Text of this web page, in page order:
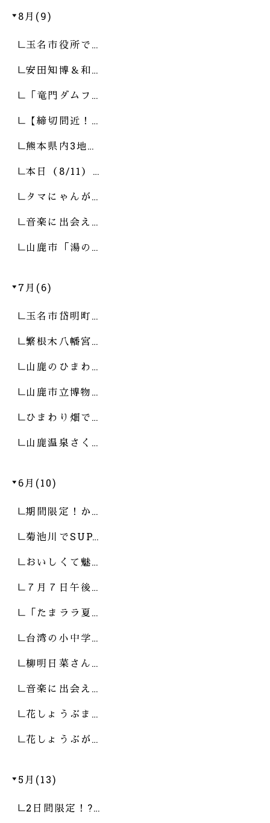
8月(9)
玉名市役所で…
安田知博＆和…
「竜門ダムフ…
【締切間近！…
熊本県内3地…
本日（8/11）…
タマにゃんが…
音楽に出会え…
山鹿市「湯の…
7月(6)
玉名市岱明町…
繁根木八幡宮…
山鹿のひまわ…
山鹿市立博物…
ひまわり畑で…
山鹿温泉さく…
6月(10)
期間限定！か…
菊池川でSUP…
おいしくて魅…
７月７日午後…
「たまララ夏…
台湾の小中学…
柳明日菜さん…
音楽に出会え…
花しょうぶま…
花しょうぶが…
5月(13)
2日間限定！?…